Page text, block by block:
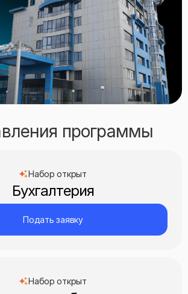
программы
Бухгалтерия
Набор открыт
Подать заявку
Набор открыт